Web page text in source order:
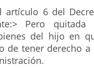
6 del
Pero
del hijo en
de tener derecho